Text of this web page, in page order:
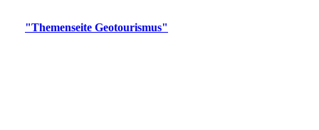
"Themenseite Geotourismus"